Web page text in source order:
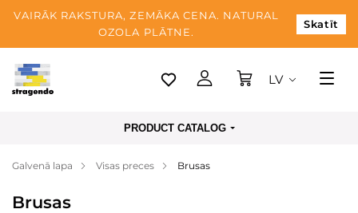
VAIRĀK RAKSTURA, ZEMĀKA CENA. NATURAL
OZOLA PLĀTNE.
Skatīt
Tallina
Apmaksa
Par mums
LV
PRODUCT CATALOG
Galvenā lapa Visas preces Brusas
Brusas